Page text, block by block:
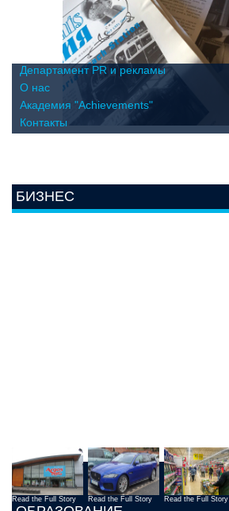
Департамент PR и рекламы
О нас
Академия "Achievements"
Контакты
БИЗНЕС
Read the Full Story Read the Full Story Read the Full Story